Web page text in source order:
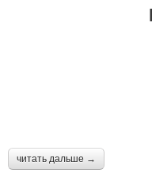
читать дальше →